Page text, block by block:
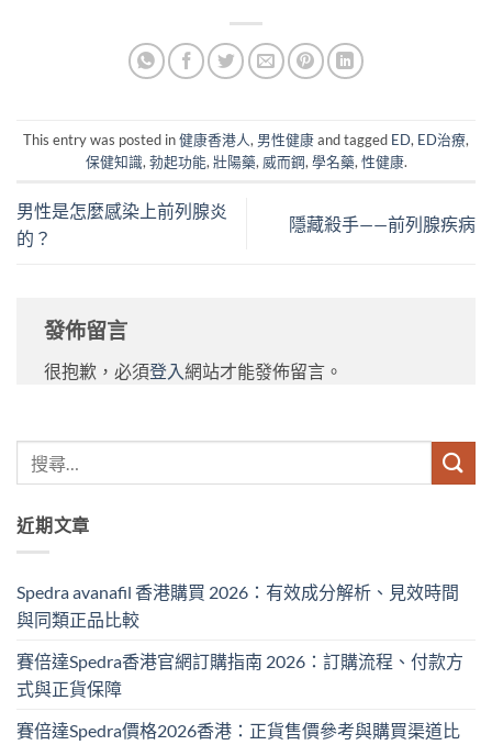
This entry was posted in健康香港人, 男性健康and tagged ED, ED治療,
保健知識, 勃起功能, 壯陽藥, 威而鋼, 學名藥, 性健康.
男性是怎麼感染上前列腺炎
的？
隱藏殺手——前列腺疾病
發佈留言
很抱歉，必須登入網站才能發佈留言。
近期文章
Spedra avanafil 香港購買 2026：有效成分解析、見效時間
與同類正品比較
賽倍達Spedra香港官網訂購指南 2026：訂購流程、付款方
式與正貨保障
賽倍達Spedra價格2026香港：正貨售價參考與購買渠道比